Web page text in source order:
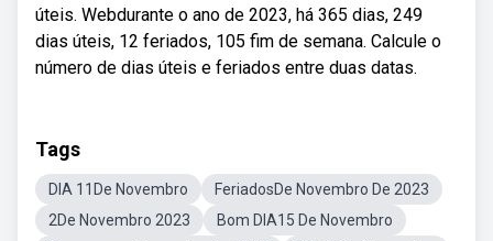
úteis. Webdurante o ano de 2023, há 365 dias, 249
dias úteis, 12 feriados, 105 fim de semana. Calcule o
número de dias úteis e feriados entre duas datas.
Tags
DIA 11De Novembro
FeriadosDe Novembro De 2023
2De Novembro 2023
Bom DIA15 De Novembro